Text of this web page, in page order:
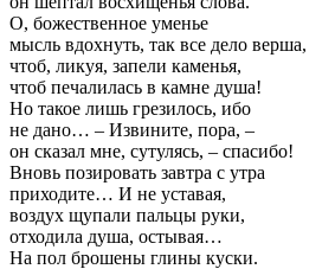
О, божественное уменье
мысль вдохнуть, так все дело верша,
чтоб, ликуя, запели каменья,
чтоб печалилась в камне душа!
Но такое лишь грезилось, ибо
не дано… – Извините, пора, –
он сказал мне, сутулясь, – спасибо!
Вновь позировать завтра с утра
приходите… И не уставая,
воздух щупали пальцы руки,
отходила душа, остывая…
На пол брошены глины куски.